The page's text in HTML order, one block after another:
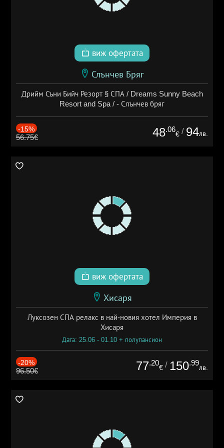
виж офертата
Слънчев Бряг
Дрийм Съни Бийч Резорт § СПА / Dreams Sunny Beach
Resort and Spa / - Слънчев бряг
-15%
56.75€ 48.06
€ / 94лв.
виж офертата
Хисаря
Луксозен СПА релакс в най-новия хотел Империя в
Хисаря
Дата: 25.06 - 01.10 + полупансион
-20%
96.50€ 77.20
€ / 150.99
лв.